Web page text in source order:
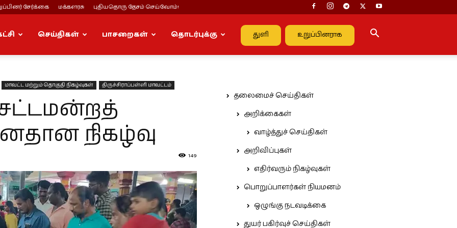
சேர்க்கை மக்களரசு புதியதொரு தேசம் செய்வோம்!
துளி உறுப்பினராக
செய்திகள் பாசறைகள் தொடர்புக்கு
மாவட்ட மற்றும் தொகுதி நிகழ்வுகள் திருச்சிராப்பள்ளி மாவட்டம்
சட்டமன்றத்
நிகழ்வு
149
தலைமைச் செய்திகள்
அறிக்கைகள்
வாழ்த்துச் செய்திகள்
அறிவிப்புகள்
எதிர்வரும் நிகழ்வுகள்
பொறுப்பாளர்கள் நியமனம்
ஒழுங்கு நடவடிக்கை
துயர் பகிர்வுச் செய்திகள்